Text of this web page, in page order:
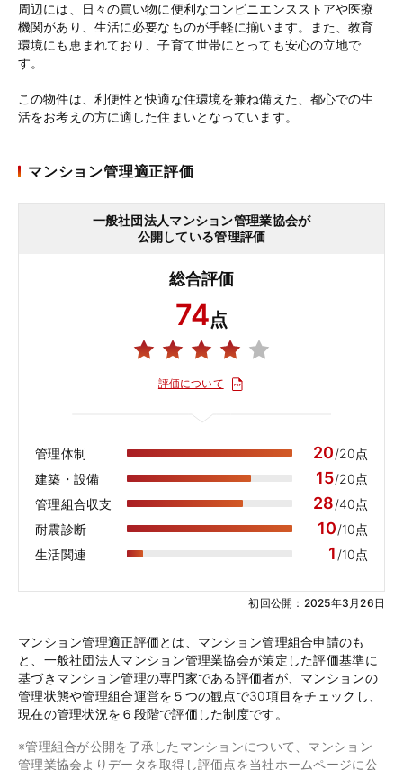
周辺には、日々の買い物に便利なコンビニエンスストアや医療
機関があり、生活に必要なものが手軽に揃います。また、教育
環境にも恵まれており、子育て世帯にとっても安心の立地で
す。
この物件は、利便性と快適な住環境を兼ね備えた、都心での生
活をお考えの方に適した住まいとなっています。
マンション管理適正評価
一般社団法人マンション管理業協会が
公開している管理評価
総合評価
74点
評価について
管理体制 20/20点
建築・設備
15/20点
管理組合収支
28/40点
耐震診断
10/10点
生活関連
1 /10点
初回公開：2025年3月26日
マンション管理適正評価とは、マンション管理組合申請のも
と、一般社団法人マンション管理業協会が策定した評価基準に
基づきマンション管理の専門家である評価者が、マンションの
管理状態や管理組合運営を５つの観点で30項目をチェックし、
現在の管理状況を６段階で評価した制度です。
※管理組合が公開を了承したマンションについて、マンション
管理業協会よりデータを取得し評価点を当社ホームページに公